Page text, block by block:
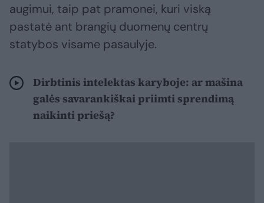
augimui, taip pat pramonei, kuri viską
pastatė ant brangių duomenų centrų
statybos visame pasaulyje.
Dirbtinis intelektas karyboje: ar mašina
galės savarankiškai priimti sprendimą
naikinti priešą?